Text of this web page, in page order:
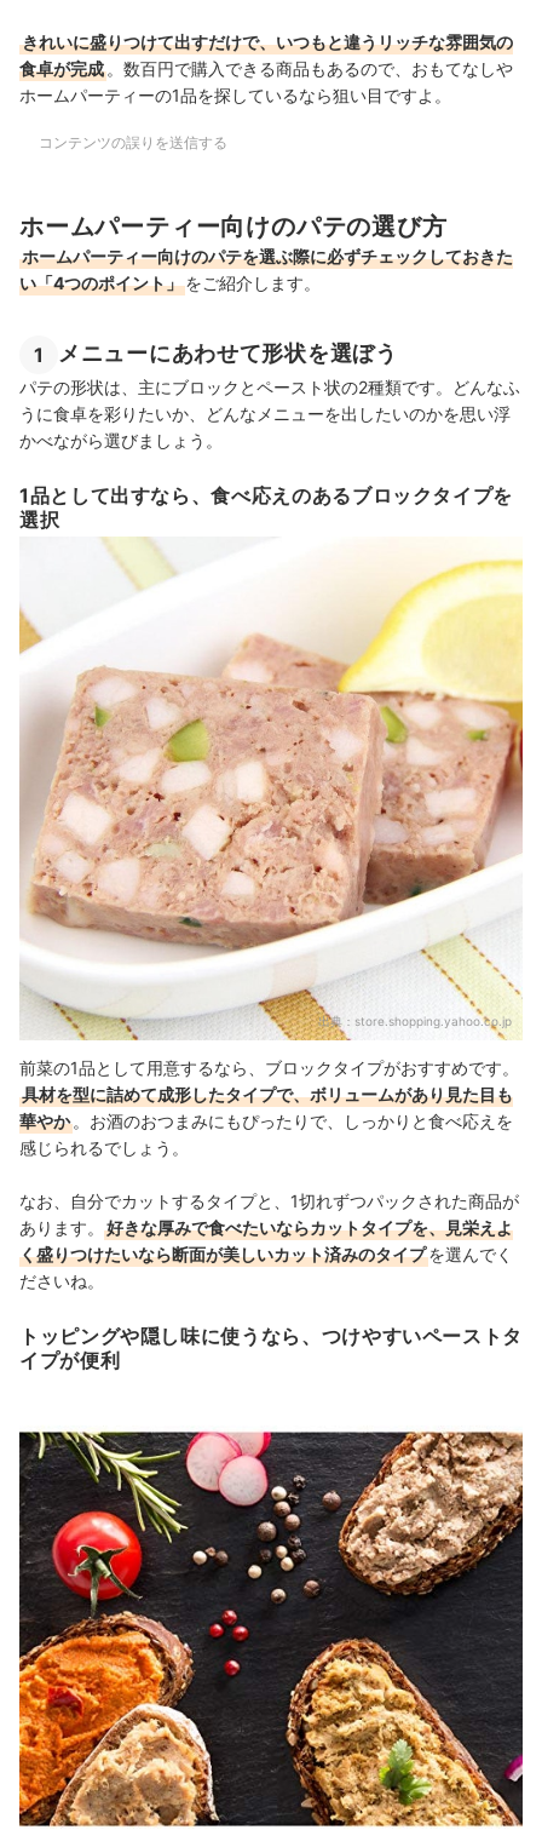
きれいに盛りつけて出すだけで、いつもと違うリッチな雰囲気の
食卓が完成 。数百円で購入できる商品もあるので、おもてなしや
ホームパーティーの1品を探しているなら狙い目ですよ。
コンテンツの誤りを送信する
ホームパーティー向けのパテの選び方
ホームパーティー向けのパテを選ぶ際に必ずチェックしておきた
い「4つのポイント」をご紹介します。
1 メニューにあわせて形状を選ぼう
パテの形状は、主にブロックとペースト状の2種類です。どんなふ
うに食卓を彩りたいか、どんなメニューを出したいのかを思い浮
かべながら選びましょう。
1品として出すなら、食べ応えのあるブロックタイプを
選択
出典： store.shopping.yahoo.co.jp
前菜の1品として用意するなら、ブロックタイプがおすすめです。
具材を型に詰めて成形したタイプで、ボリュームがあり見た目も
華やか 。お酒のおつまみにもぴったりで、しっかりと食べ応えを
感じられるでしょう。
なお、自分でカットするタイプと、1切れずつパックされた商品が
あります。
好きな厚みで食べたいならカットタイプを、見栄えよ
く盛りつけたいなら断面が美しいカット済みのタイプを選んでく
ださいね。
トッピングや隠し味に使うなら、つけやすいペーストタ
イプが便利